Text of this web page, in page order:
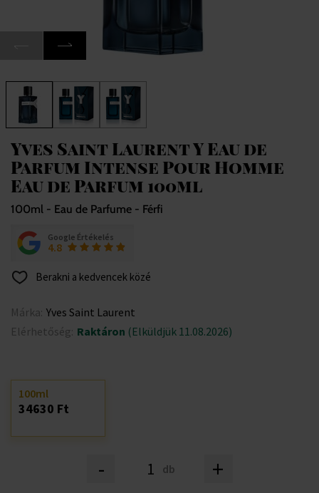
Yves Saint Laurent Y Eau de
Parfum Intense Pour Homme
Eau de Parfum 100ml
100ml - Eau de Parfume - Férfi
Google Értékelés
4.8
Berakni a kedvencek közé
Márka: Yves Saint Laurent
Elérhetőség: Raktáron (Elküldjük 11.08.2026)
- db +
100ml
34630 Ft